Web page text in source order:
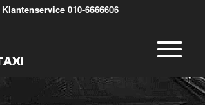
010-6666606